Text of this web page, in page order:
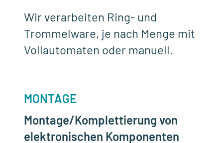
Wir verarbeiten Ring- und
Trommelware, je nach Menge mit
Vollautomaten oder manuell.
MONTAGE
Montage/Komplettierung von
elektronischen Komponenten